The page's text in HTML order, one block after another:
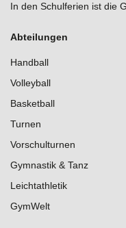
In den Schulferien ist die
Abteilungen
Handball
Volleyball
Basketball
Turnen
Vorschulturnen
Gymnastik & Tanz
Leichtathletik
GymWelt